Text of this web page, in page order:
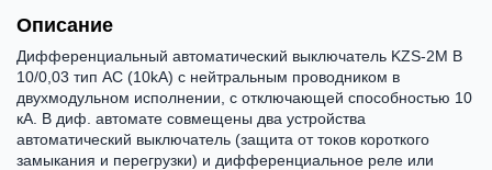
Описание
Дифференциальный автоматический выключатель KZS-2M B
10/0,03 тип AC (10kA) с нейтральным проводником в
двухмодульном исполнении, с отключающей способностью 10
кА. В диф. автомате совмещены два устройства
автоматический выключатель (защита от токов короткого
замыкания и перегрузки) и дифференциальное реле или